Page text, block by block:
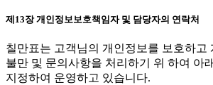
제13장 개인정보보호책임자 및 담당자의 연락처
칠만표는 고객님의 개인정보를 보호하고
불만 및 문의사항을 처리하기 위 하여 아
지정하여 운영하고 있습니다.